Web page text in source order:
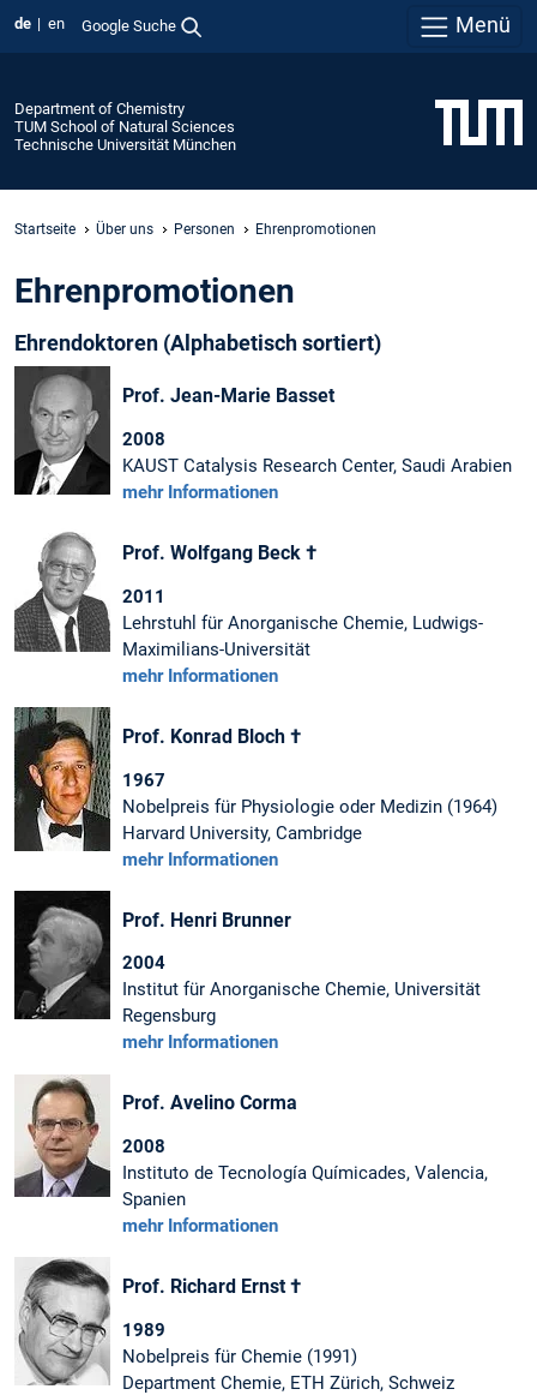
de en Google Suche Menü
Department of Chemistry
TUM School of Natural Sciences
Technische Universität München
Startseite Über uns Personen Ehrenpromotionen
Ehrenpromotionen
Ehrendoktoren (Alphabetisch sortiert)
Prof. Jean-Marie Basset
2008
KAUST Catalysis Research Center, Saudi Arabien
mehr Informationen
Prof. Wolfgang Beck †
2011
Lehrstuhl für Anorganische Chemie, Ludwigs-
Maximilians-Universität
mehr Informationen
Prof. Konrad Bloch †
1967
Nobelpreis für Physiologie oder Medizin (1964)
Harvard University, Cambridge
mehr Informationen
Prof. Henri Brunner
2004
Institut für Anorganische Chemie, Universität
Regensburg
mehr Informationen
Prof. Avelino Corma
2008
Instituto de Tecnología Químicades, Valencia,
Spanien
mehr Informationen
Prof. Richard Ernst †
1989
Nobelpreis für Chemie (1991)
Department Chemie, ETH Zürich, Schweiz